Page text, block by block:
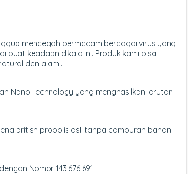
mencegah bermacam berbagai virus yang
buat keadaan dikala ini. Produk kami bisa
dan alami.
Nano Technology yang menghasilkan larutan
british propolis asli tanpa campuran bahan
Nomor 143 676 691.